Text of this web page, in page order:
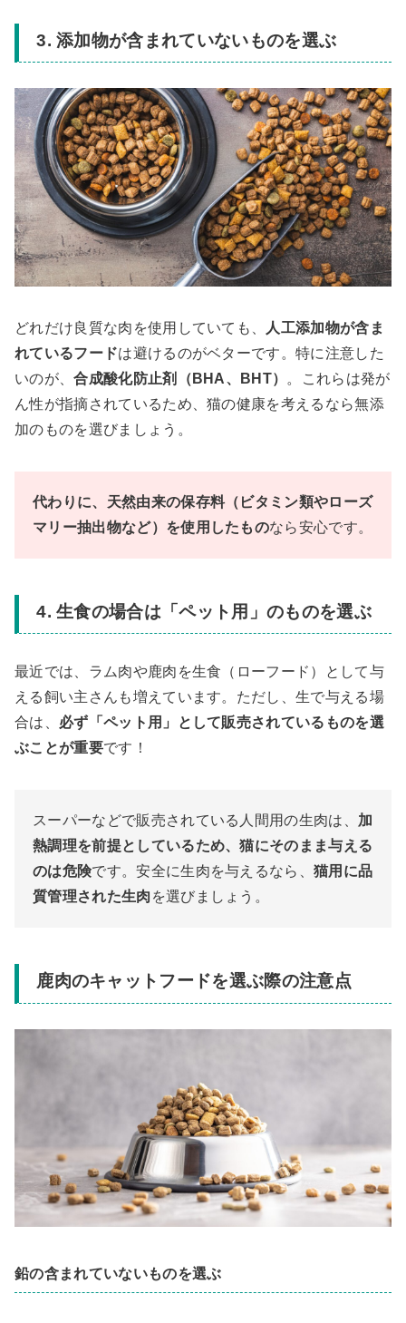
3. 添加物が含まれていないものを選ぶ
どれだけ良質な肉を使用していても、
人工添加物が含ま
れているフードは避けるのがベターです。特に注意した
いのが、合成酸化防止剤（BHA、BHT） 。これらは発が
ん性が指摘されているため、猫の健康を考えるなら無添
加のものを選びましょう。
代わりに、天然由来の保存料（ビタミン類やローズ
マリー抽出物など）を使用したものなら安心です。
4. 生食の場合は「ペット用」のものを選ぶ
最近では、ラム肉や鹿肉を生食（ローフード）として与
える飼い主さんも増えています。ただし、生で与える場
合は、 必ず「ペット用」として販売されているものを選
ぶことが重要です！
スーパーなどで販売されている人間用の生肉は、 加
熱調理を前提としているため、猫にそのまま与える
のは危険です。安全に生肉を与えるなら、猫用に品
質管理された生肉 を選びましょう。
鹿肉のキャットフードを選ぶ際の注意点
鉛の含まれていないものを選ぶ